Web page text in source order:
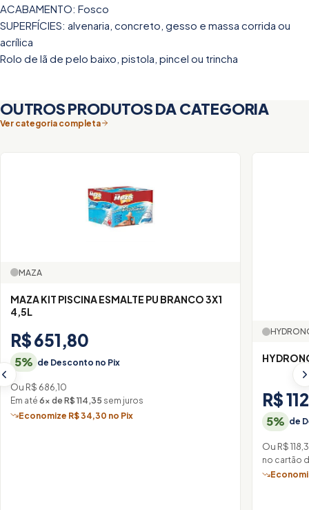
ACABAMENTO: Fosco
SUPERFÍCIES: alvenaria, concreto, gesso e massa corrida ou
acrílica
Rolo de lã de pelo baixo, pistola, pincel ou trincha
OUTROS PRODUTOS DA CATEGORIA
Ver categoria completa
MAZA
MAZA KIT PISCINA ESMALTE PU BRANCO 3X1
4,5L
R$ 651,80
5% de Desconto no Pix
Ou R$ 686,10
Em até 6× de R$ 114,35 sem juros
Economize R$ 34,30 no Pix
R$
5% de
Ou R$
no cartão